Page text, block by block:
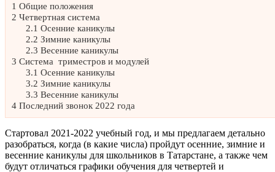
1 Общие положения
2 Четвертная система
2.1 Осенние каникулы
2.2 Зимние каникулы
2.3 Весенние каникулы
3 Система триместров и модулей
3.1 Осенние каникулы
3.2 Зимние каникулы
3.3 Весенние каникулы
4 Последний звонок 2022 года
Стартовал 2021-2022 учебный год, и мы предлагаем детально
разобраться, когда (в какие числа) пройдут осенние, зимние и
весенние каникулы для школьников в Татарстане, а также чем
будут отличаться графики обучения для четвертей и